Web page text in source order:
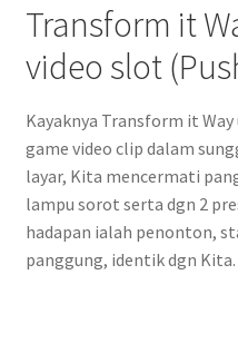
Transform it
video slot
Kayaknya Transform it
game video clip dalam
layar, Kita mencermati
lampu sorot serta dgn 2
hadapan ialah penonton,
panggung, identik dgn Kita.